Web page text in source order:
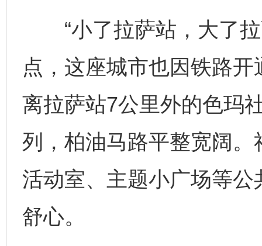
“小了拉萨站，大了拉
点，这座城市也因铁路
离拉萨站7公里外的色玛
列，柏油马路平整宽阔
活动室、主题小广场等
舒心。